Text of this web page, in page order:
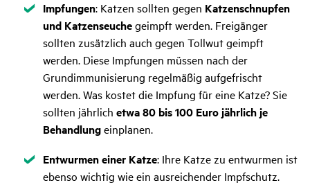
Zutreffend
Impfungen: Katzen sollten gegen Katzenschnupfen
und Katzenseuchegeimpft werden. Freigänger
sollten zusätzlich auch gegen Tollwut geimpft
werden. Diese Impfungen müssen nach der
Grundimmunisierung regelmäßig aufgefrischt
werden. Was kostet die Impfung für eine Katze? Sie
sollten jährlich etwa 80 bis 100 Euro jährlich je
Behandlungeinplanen.
Zutreffend
Entwurmen einer Katze: Ihre Katze zu entwurmen ist
ebenso wichtig wie ein ausreichender Impfschutz.